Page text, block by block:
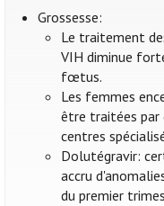
Grossesse:
Le traitement
VIH diminue
fœtus.
Les femmes
être traitées par
centres
Dolutégravir:
accru
du premier